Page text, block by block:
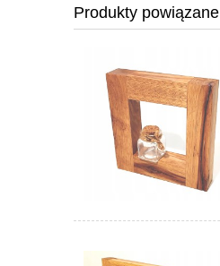
Produkty powiązane